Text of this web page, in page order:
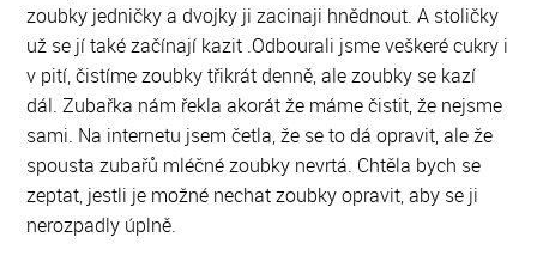
zoubky jedničky a dvojky ji zacinaji hnědnout. A stoličky
už se jí také začínají kazit .Odbourali jsme veškeré cukry i
v pití, čistíme zoubky třikrát denně, ale zoubky se kazí
dál. Zubařka nám řekla akorát že máme čistit, že nejsme
sami. Na internetu jsem četla, že se to dá opravit, ale že
spousta zubařů mléčné zoubky nevrtá. Chtěla bych se
zeptat, jestli je možné nechat zoubky opravit, aby se ji
nerozpadly úplně.